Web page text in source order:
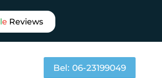
le Reviews
Bel: 06-23199049